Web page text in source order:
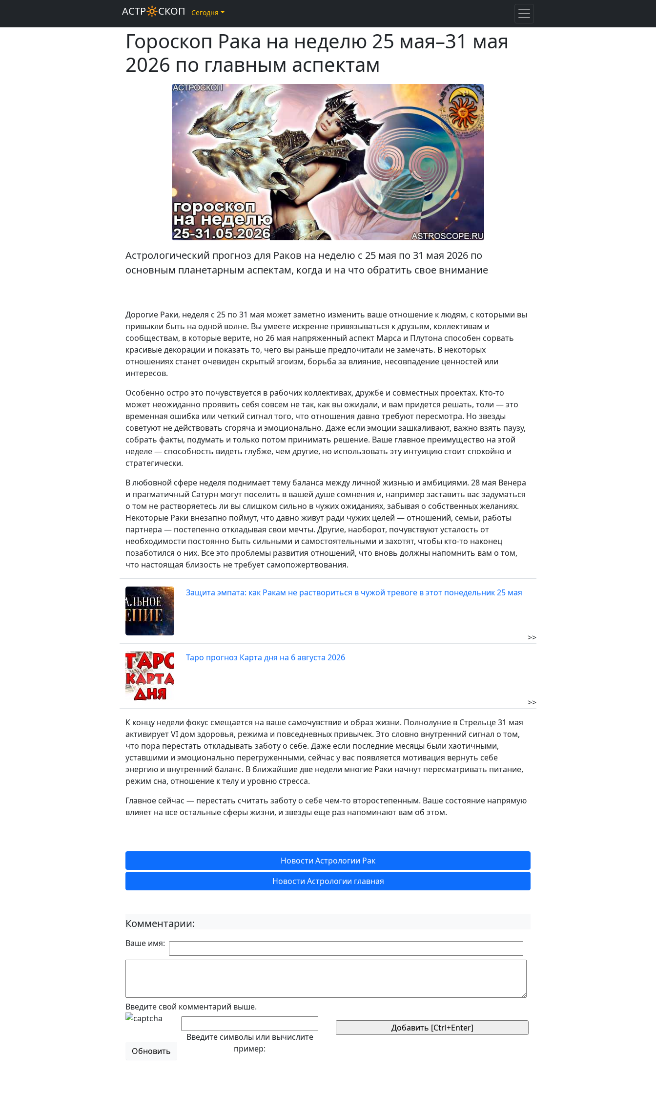
Гороскоп Рака на неделю 25 мая–31 мая
2026 по главным аспектам
Астрологический прогноз для Раков на неделю с 25 мая по 31 мая 2026 по
основным планетарным аспектам, когда и на что обратить свое внимание
Дорогие Раки, неделя с 25 по 31 мая может заметно изменить ваше отношение к людям, с которыми вы
привыкли быть на одной волне. Вы умеете искренне привязываться к друзьям, коллективам и
сообществам, в которые верите, но 26 мая напряженный аспект Марса и Плутона способен сорвать
красивые декорации и показать то, чего вы раньше предпочитали не замечать. В некоторых
отношениях станет очевиден скрытый эгоизм, борьба за влияние, несовпадение ценностей или
интересов.
Особенно остро это почувствуется в рабочих коллективах, дружбе и совместных проектах. Кто-то
может неожиданно проявить себя совсем не так, как вы ожидали, и вам придется решать, толи — это
временная ошибка или четкий сигнал того, что отношения давно требуют пересмотра. Но звезды
советуют не действовать сгоряча и эмоционально. Даже если эмоции зашкаливают, важно взять паузу,
собрать факты, подумать и только потом принимать решение. Ваше главное преимущество на этой
неделе — способность видеть глубже, чем другие, но использовать эту интуицию стоит спокойно и
стратегически.
В любовной сфере неделя поднимает тему баланса между личной жизнью и амбициями. 28 мая Венера
и прагматичный Сатурн могут поселить в вашей душе сомнения и, например заставить вас задуматься
о том не растворяетесь ли вы слишком сильно в чужих ожиданиях, забывая о собственных желаниях.
Некоторые Раки внезапно поймут, что давно живут ради чужих целей — отношений, семьи, работы
партнера — постепенно откладывая свои мечты. Другие, наоборот, почувствуют усталость от
необходимости постоянно быть сильными и самостоятельными и захотят, чтобы кто-то наконец
позаботился о них. Все это проблемы развития отношений, что вновь должны напомнить вам о том,
что настоящая близость не требует самопожертвования.
Защита эмпата: как Ракам не раствориться в чужой тревоге в этот понедельник 25 мая
>>
Таро прогноз Карта дня на 6 августа 2026
>>
К концу недели фокус смещается на ваше самочувствие и образ жизни. Полнолуние в Стрельце 31 мая
активирует VI дом здоровья, режима и повседневных привычек. Это словно внутренний сигнал о том,
что пора перестать откладывать заботу о себе. Даже если последние месяцы были хаотичными,
уставшими и эмоционально перегруженными, сейчас у вас появляется мотивация вернуть себе
энергию и внутренний баланс. В ближайшие две недели многие Раки начнут пересматривать питание,
режим сна, отношение к телу и уровню стресса.
Главное сейчас — перестать считать заботу о себе чем-то второстепенным. Ваше состояние напрямую
влияет на все остальные сферы жизни, и звезды еще раз напоминают вам об этом.
Новости Астрологии Рак
Новости Астрологии главная
Комментарии:
Ваше имя:
Введите свой комментарий выше.
Обновить
Введите символы или вычислите
пример:
АСТР🔆СКОП Сегодня